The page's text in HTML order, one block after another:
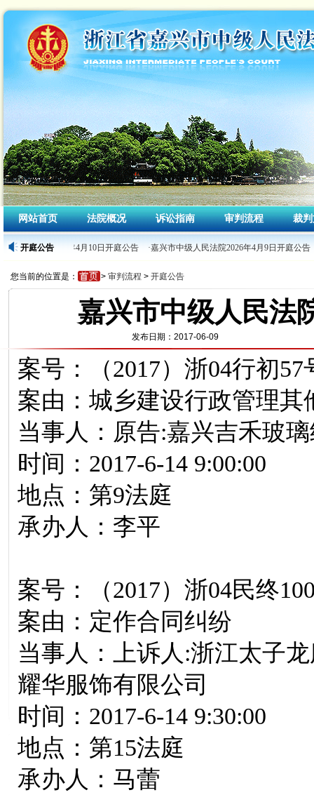
网站首页 法院概况 诉讼指南 审判流程 裁
开庭公告
级人民法院2026年4月10日开庭公告 ·嘉兴市中级人民法院2026年4月9日开庭公告
您当前的位置是： > 审判流程 > 开庭公告
嘉兴市中级人民法
发布日期：2017-06-09
案号：（2017）浙04行初57
案由：城乡建设行政管理其
当事人：原告:嘉兴吉禾玻
时间：2017-6-14 9:00:00
地点：第9法庭
承办人：李平
案号：（2017）浙04民终
案由：定作合同纠纷
当事人：上诉人:浙江太子
耀华服饰有限公司
时间：2017-6-14 9:30:00
地点：第15法庭
承办人：马蕾